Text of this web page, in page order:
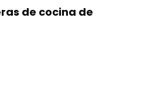
de cocina de